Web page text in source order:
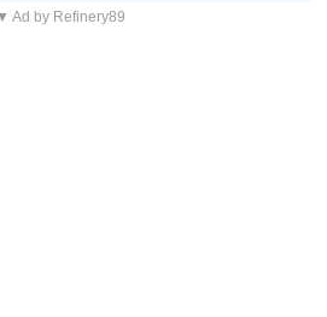
Ad by Refinery89